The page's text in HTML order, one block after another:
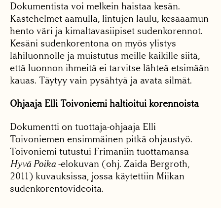
Dokumentista voi melkein haistaa kesän.
Kastehelmet aamulla, lintujen laulu, kesäaamun
hento väri ja kimaltavasiipiset sudenkorennot.
Kesäni sudenkorentona on myös ylistys
lähiluonnolle ja muistutus meille kaikille siitä,
että luonnon ihmeitä ei tarvitse lähteä etsimään
kauas. Täytyy vain pysähtyä ja avata silmät.
Ohjaaja Elli Toivoniemi haltioitui korennoista
Dokumentti on tuottaja-ohjaaja Elli
Toivoniemen ensimmäinen pitkä ohjaustyö.
Toivoniemi tutustui Frimaniin tuottamansa
Hyvä Poika -elokuvan (ohj. Zaida Bergroth,
2011) kuvauksissa, jossa käytettiin Miikan
sudenkorentovideoita.